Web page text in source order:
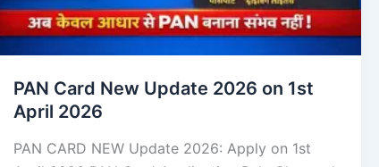
PAN Card New Update 2026 on 1st
April 2026
PAN CARD NEW Update 2026: Apply on 1st